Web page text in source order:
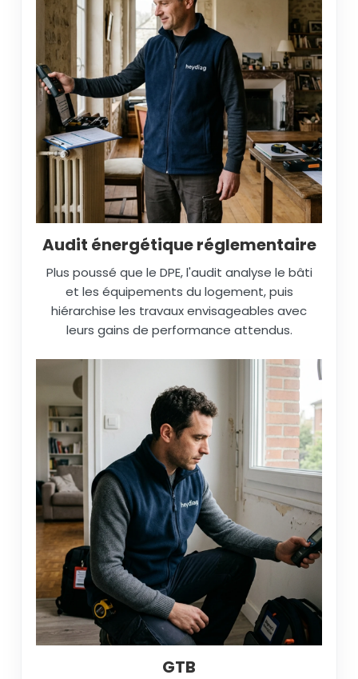
Audit énergétique réglementaire
Plus poussé que le DPE, l'audit analyse le bâti
et les équipements du logement, puis
hiérarchise les travaux envisageables avec
leurs gains de performance attendus.
GTB